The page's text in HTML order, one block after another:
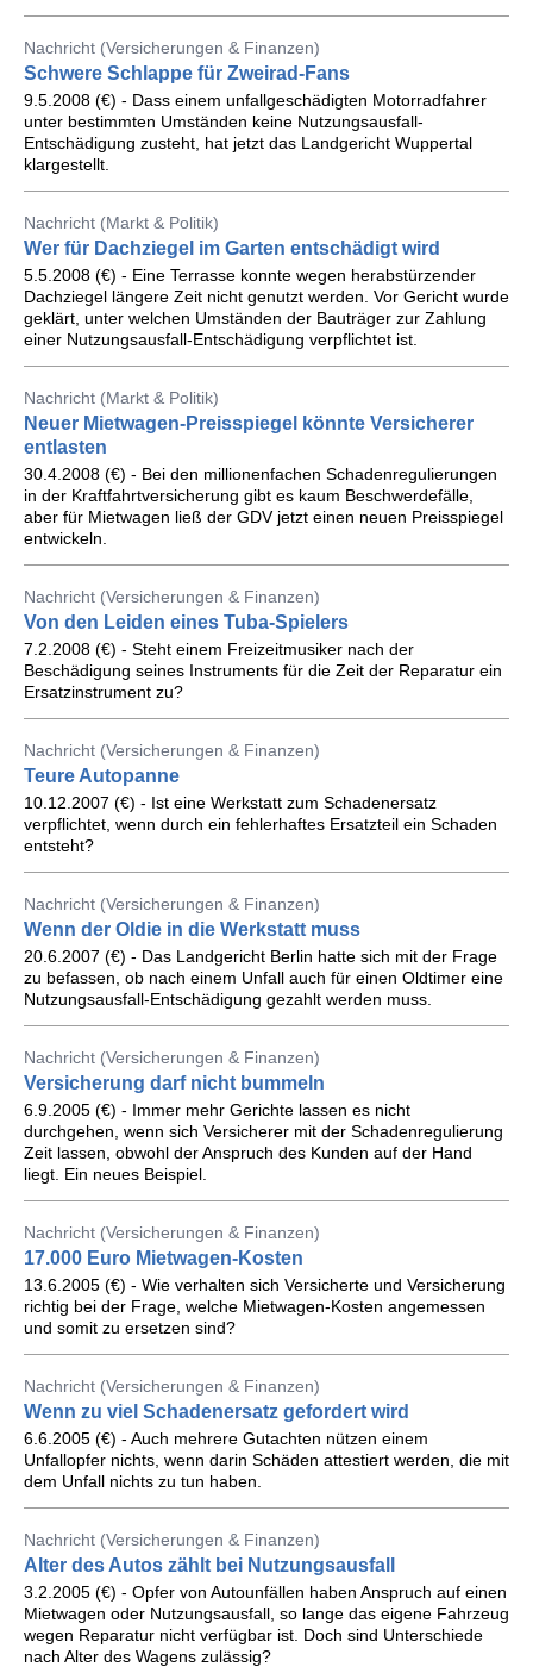
Nachricht (Versicherungen & Finanzen)
Schwere Schlappe für Zweirad-Fans
9.5.2008 (€) - Dass einem unfallgeschädigten Motorradfahrer
unter bestimmten Umständen keine Nutzungsausfall-
Entschädigung zusteht, hat jetzt das Landgericht Wuppertal
klargestellt.
Nachricht (Markt & Politik)
Wer für Dachziegel im Garten entschädigt wird
5.5.2008 (€) - Eine Terrasse konnte wegen herabstürzender
Dachziegel längere Zeit nicht genutzt werden. Vor Gericht wurde
geklärt, unter welchen Umständen der Bauträger zur Zahlung
einer Nutzungsausfall-Entschädigung verpflichtet ist.
Nachricht (Markt & Politik)
Neuer Mietwagen-Preisspiegel könnte Versicherer
entlasten
30.4.2008 (€) - Bei den millionenfachen Schadenregulierungen
in der Kraftfahrtversicherung gibt es kaum Beschwerdefälle,
aber für Mietwagen ließ der GDV jetzt einen neuen Preisspiegel
entwickeln.
Nachricht (Versicherungen & Finanzen)
Von den Leiden eines Tuba-Spielers
7.2.2008 (€) - Steht einem Freizeitmusiker nach der
Beschädigung seines Instruments für die Zeit der Reparatur ein
Ersatzinstrument zu?
Nachricht (Versicherungen & Finanzen)
Teure Autopanne
10.12.2007 (€) - Ist eine Werkstatt zum Schadenersatz
verpflichtet, wenn durch ein fehlerhaftes Ersatzteil ein Schaden
entsteht?
Nachricht (Versicherungen & Finanzen)
Wenn der Oldie in die Werkstatt muss
20.6.2007 (€) - Das Landgericht Berlin hatte sich mit der Frage
zu befassen, ob nach einem Unfall auch für einen Oldtimer eine
Nutzungsausfall-Entschädigung gezahlt werden muss.
Nachricht (Versicherungen & Finanzen)
Versicherung darf nicht bummeln
6.9.2005 (€) - Immer mehr Gerichte lassen es nicht
durchgehen, wenn sich Versicherer mit der Schadenregulierung
Zeit lassen, obwohl der Anspruch des Kunden auf der Hand
liegt. Ein neues Beispiel.
Nachricht (Versicherungen & Finanzen)
17.000 Euro Mietwagen-Kosten
13.6.2005 (€) - Wie verhalten sich Versicherte und Versicherung
richtig bei der Frage, welche Mietwagen-Kosten angemessen
und somit zu ersetzen sind?
Nachricht (Versicherungen & Finanzen)
Wenn zu viel Schadenersatz gefordert wird
6.6.2005 (€) - Auch mehrere Gutachten nützen einem
Unfallopfer nichts, wenn darin Schäden attestiert werden, die mit
dem Unfall nichts zu tun haben.
Nachricht (Versicherungen & Finanzen)
Alter des Autos zählt bei Nutzungsausfall
3.2.2005 (€) - Opfer von Autounfällen haben Anspruch auf einen
Mietwagen oder Nutzungsausfall, so lange das eigene Fahrzeug
wegen Reparatur nicht verfügbar ist. Doch sind Unterschiede
nach Alter des Wagens zulässig?